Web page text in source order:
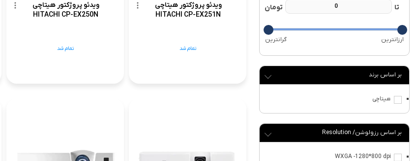
ویدئو پروژکتور هیتاچی
HITACHI CP-EX251N
تمام شد
ویدئو پروژکتور هیتاچی
HITACHI CP-EX250N
تمام شد
برند
هیتاچی
رزولوشن/ Resolution
WXGA -1280*800 dpi